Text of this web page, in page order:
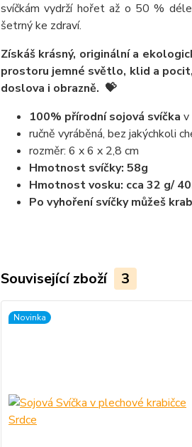
svíčkám vydrží hořet až o 50 %
šetrný ke zdraví.
Získáš krásný, originální a
prostoru jemné světlo, klid a
doslova i obrazně. 💝
100% přírodní sojová svíčka v
ručně vyráběná, bez jakýchkoli
rozměr: 6 x 6 x 2,8 cm
Hmotnost svíčky: 58g
Hmotnost vosku: cca 32 g/
Po vyhoření svíčky můžeš
Související zboží 3
Novinka